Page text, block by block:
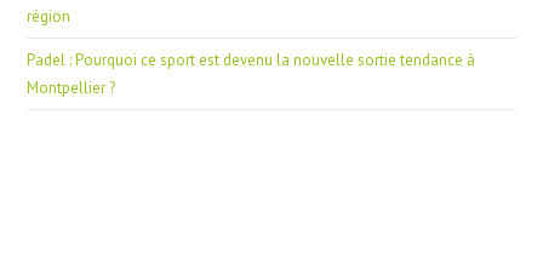
région
Padel : Pourquoi ce sport est devenu la nouvelle sortie tendance à
Montpellier ?